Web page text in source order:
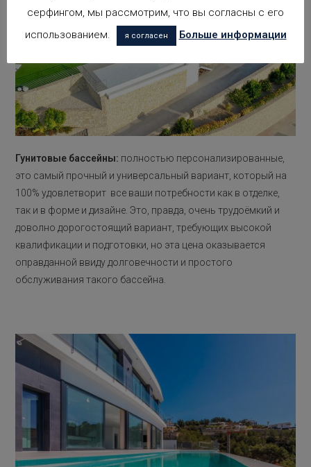
Гунитовые бассейны: полностью персонализированные,
это самый прочный и универсальный вариант, который на
100% удовлетворит все ваши потребности как в отделке,
так и в форме и дизайне. Это, правда, очень трудоёмкий и
доволно дорогостоящий вариант, требующих высокой
квалификации и подготовки, но эта цена оказывается
оправданной ввиду долговечности и простого
обслуживания такого бассейна.
серфингом, мы рассмотрим, что вы согласны с его
использованием.
я согласен Больше информации